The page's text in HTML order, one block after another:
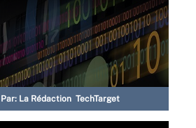
Par: La Rédaction TechTarget